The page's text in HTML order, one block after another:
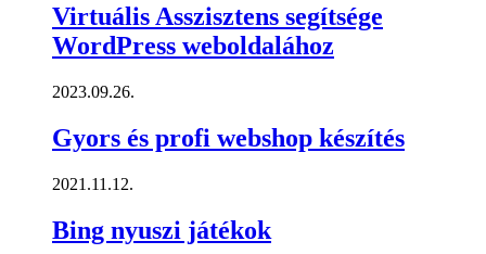
Virtuális Asszisztens segítsége
WordPress weboldalához
2023.09.26.
Gyors és profi webshop készítés
2021.11.12.
Bing nyuszi játékok